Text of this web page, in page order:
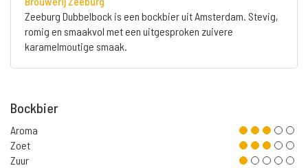
Zeeburg Dubbelbock is een bockbier uit Amsterdam. Stevig,
romig en smaakvol met een uitgesproken zuivere
karamelmoutige smaak.
Bockbier
Aroma
Zoet
Zuur